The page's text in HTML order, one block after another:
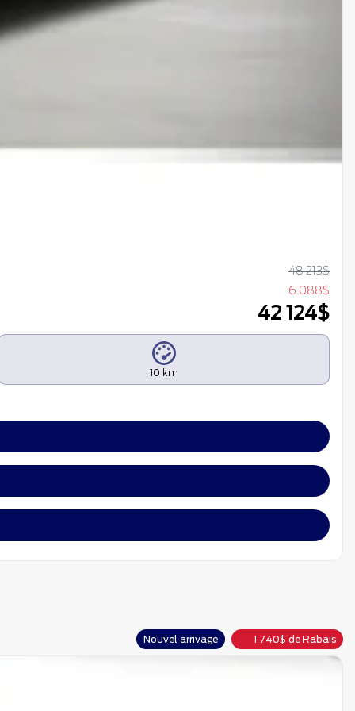
48 213$
6 088$
42 124$
10 km
Nouvel arrivage 1 740$ de Rabais